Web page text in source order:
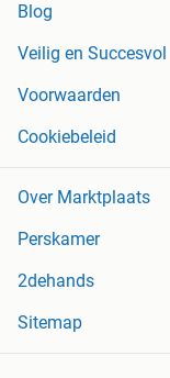
Blog
Veilig en Succesvol
Voorwaarden
Cookiebeleid
Over Marktplaats
Perskamer
2dehands
Sitemap